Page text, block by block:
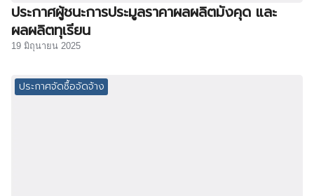
ประกาศผู้ชนะการประมูลราคาผลผลิตมังคุด และ
ผลผลิตทุเรียน
19 มิถุนายน 2025
ประกาศจัดซื้อจัดจ้าง